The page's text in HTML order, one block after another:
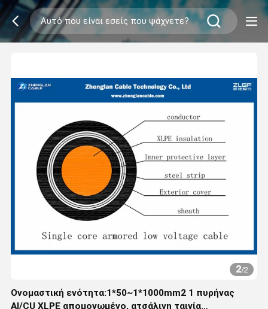
2/2
Ονομαστική ενότητα:1*50~1*1000mm2 1 πυρήνας
Al/CU XLPE απομονωμένο, ατσάλινη ταινία